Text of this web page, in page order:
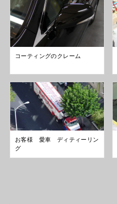
コーティングのクレーム
お客様 愛車 ディティーリン
グ